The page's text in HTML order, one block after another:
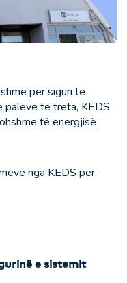
për siguri të
palëve të treta, KEDS
të energjisë
nga KEDS për
e sistemit